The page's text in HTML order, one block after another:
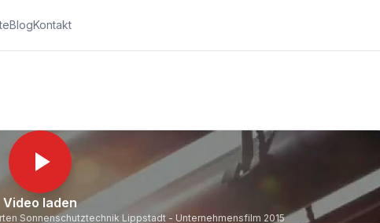
BlogKontakt
Video laden
Sonnenschutztechnik Lippstadt - Unternehmensfilm 2015